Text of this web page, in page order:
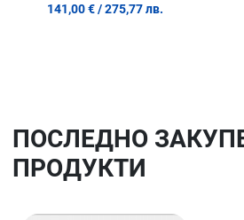
141,00 € / 275,77 лв.
ПОСЛЕДНO
ПРОДУКТИ